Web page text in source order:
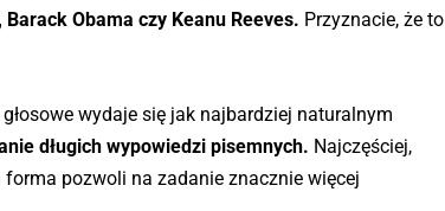
Obama czy Keanu Reeves. Przyznacie, że to
wydaje się jak najbardziej naturalnym
długich wypowiedzi pisemnych. Najczęściej,
pozwoli na zadanie znacznie więcej